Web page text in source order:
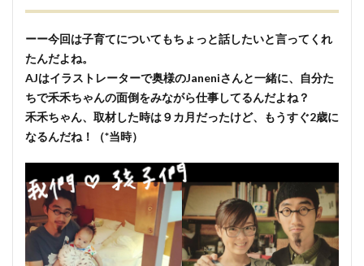
ーー今回は子育てについてもちょっと話したいと言ってくれ
たんだよね。
AJはイラストレーターで奥様のJaneniさんと一緒に、自分た
ちで禾禾ちゃんの面倒をみながら仕事してるんだよね？
禾禾ちゃん、取材した時は９カ月だったけど、もうすぐ2歳に
なるんだね！（*当時）